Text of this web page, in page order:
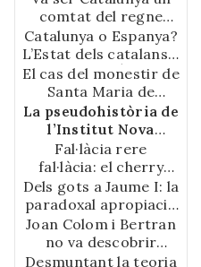
És coordinador del
grup de recerca
«FORVAL. Història i
Dret Forals
Valencians».
la Universitat de
Lleida.
67-86
Cristian Palomo Reina
87-110
comtat del regne
d’Aragó?
Cristian Palomo Reina
111-152
Catalunya o Espanya?
L’Estat dels catalans a
l'època dels Àustria
Cristian Palomo Reina
153-173
El cas del monestir de
Santa Maria de
Sixena: els litigis pels
béns artístics i la
manipulació històrica
Alberto Velasco
174-198
La pseudohistòria de
l’Institut Nova
Història
Fal·làcia rere
fal·làcia: el cherry
picking com a tècnica
d’engany
Vicent Baydal Sala
201-229
Dels gots a Jaume I: la
paradoxal apropiació
dels mites
castellanistes
Stefano Maria
Joan Colom i Bertran
no va descobrir
Amèrica
Desmuntant la teoria